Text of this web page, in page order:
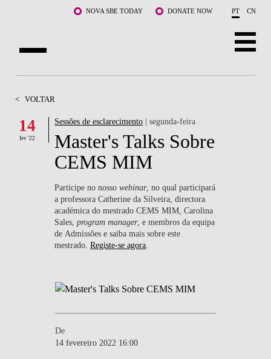
Saltar para o conteúdo principalNOVA SBE TODAY DONATE NOW PT CN
DOCENTES E INVESTIGAÇÃO
COMUNIDADE
LIFE AT NOVA SBE
WHAT'S HAPPENING
< VOLTAR
14
fev '22
Sessões de esclarecimento | segunda-feira
Master's Talks Sobre
CEMS MIM
Participe no nossowebinar, no qual participará
a professora Catherine da Silveira, directora
académica do mestrado CEMS MIM, Carolina
Sales,program manager, e membros da equipa
de Admissões e saiba mais sobre este
mestrado.Registe-se agora
De
14 fevereiro 2022 16:00